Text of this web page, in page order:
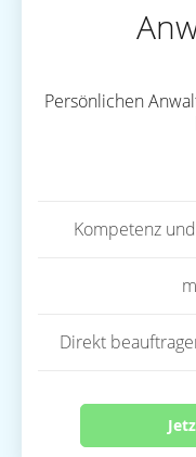
Persönlichen
Kompetenz
Direkt